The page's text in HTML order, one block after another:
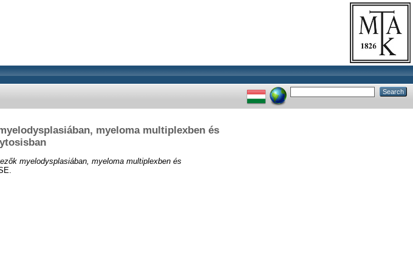
myeloma multiplexben és
myelodysplasiában, myeloma multiplexben és